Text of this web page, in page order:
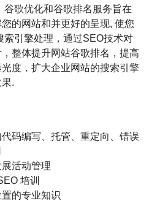
谷歌优化和谷歌排名服务旨在
的网站和并更好的呈现, 使您
索引擎处理，通过SEO技术对
整体提升网站谷歌排名，提高
度，扩大企业网站的搜索引擎
.
码编写、托管、重定向、错误
活动管理
培训
的专业知识